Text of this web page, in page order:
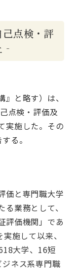
点検・評
‐
と略す）は、
点検・評価及
実施した。その
る。
価と専門職大学
業務として、
評価機関」であ
施して以来、
大学、16短
ネス系専門職